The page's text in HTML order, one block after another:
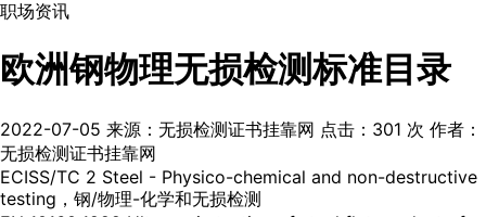
职场资讯
欧洲钢物理无损检测标准目录
2022-07-05 来源：无损检测证书挂靠网 点击： 301 次 作者：
无损检测证书挂靠网
ECISS/TC 2 Steel - Physico-chemical and non-destructive
testing，钢/物理-化学和无损检测